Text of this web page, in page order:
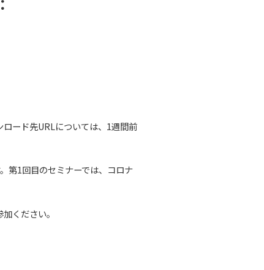
ード先URLについては、1週間前
第1回目のセミナーでは、コロナ
ください。